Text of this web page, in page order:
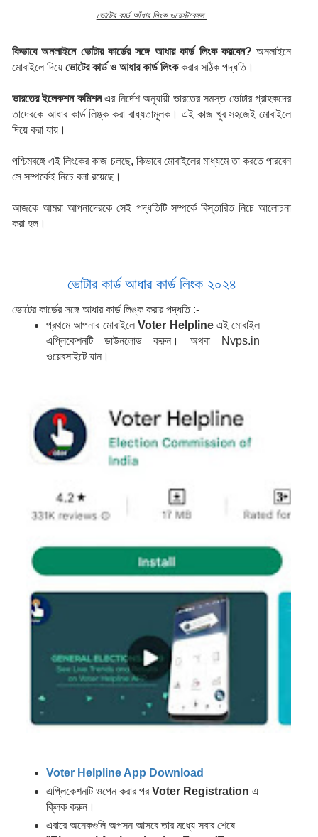
ভোটের কার্ড আঁধার লিংক ওয়েস্টবেঙ্গল
কিভাবে অনলাইনে ভোটার কার্ডের সঙ্গে আধার কার্ড লিংক করবেন? অনলাইনে
মোবাইলে দিয়ে ভোটের কার্ড ও আধার কার্ড লিংক করার সঠিক পদ্ধতি।
ভারতের ইলেকশন কমিশন এর নির্দেশ অনুযায়ী ভারতের সমস্ত ভোটার গ্রাহকদের
তাদেরকে আধার কার্ড লিঙ্ক করা বাধ্যতামূলক। এই কাজ খুব সহজেই মোবাইলে
দিয়ে করা যায়।
পশ্চিমবঙ্গে এই লিংকের কাজ চলছে, কিভাবে মোবাইলের মাধ্যমে তা করতে পারবেন
সে সম্পর্কেই নিচে বলা রয়েছে।
আজকে আমরা আপনাদেরকে সেই পদ্ধতিটি সম্পর্কে বিস্তারিত নিচে আলোচনা
করা হল।
ভোটার কার্ড আধার কার্ড লিংক ২০২৪
ভোটের কার্ডের সঙ্গে আধার কার্ড লিঙ্ক করার পদ্ধতি :-
প্রথমে আপনার মোবাইলে Voter Helpline এই মোবাইল
এপ্লিকেশনটি ডাউনলোড করুন। অথবা Nvps.in
ওয়েবসাইটে যান।
Voter Helpline App Download
এপ্লিকেশনটি ওপেন করার পর Voter Registration এ
ক্লিক করুন।
এবারে অনেকগুলি অপসন আসবে তার মধ্যে সবার শেষে